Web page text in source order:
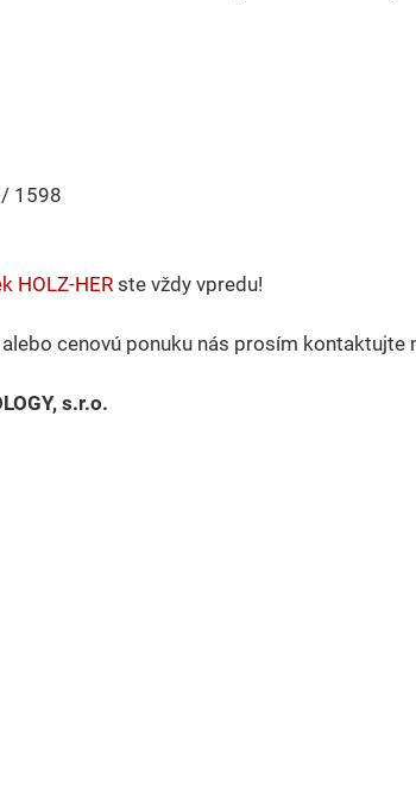
1598
HOLZ-HERste vždy vpredu!
cenovú ponuku nás prosím
s.r.o.